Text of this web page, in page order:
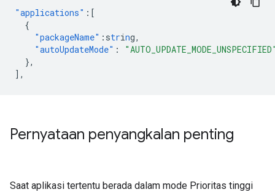
"applications" :[
{
"packageName" : string,
"autoUpdateMode" :
},
],
Pernyataan penyangkalan penting
Saat aplikasi tertentu berada dalam mode Prioritas tinggi